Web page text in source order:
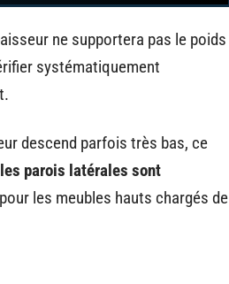
ne supportera pas le poids
systématiquement
descend parfois très bas, ce
parois latérales sont
les meubles hauts chargés de